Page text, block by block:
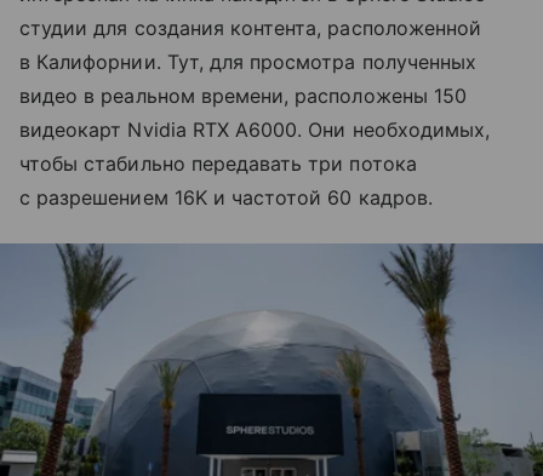
студии для создания контента, расположенной
в Калифорнии. Тут, для просмотра полученных
видео в реальном времени, расположены 150
видеокарт Nvidia RTX A6000. Они необходимых,
чтобы стабильно передавать три потока
с разрешением 16K и частотой 60 кадров.